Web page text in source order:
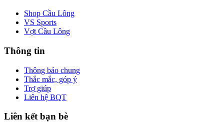
Shop Cầu Lông
VS Sports
Vợt Cầu Lông
Thông tin
Thông báo chung
Thắc mắc, góp ý
Trợ giúp
Liên hệ BQT
Liên kết bạn bè